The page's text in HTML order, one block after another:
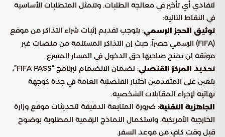
لتفادي أي تأخير في معالجة الطلبات. وتتمثل المتطلبات الأساسية
في النقاط التالية:
توثيق الحجز الرسمي: يتوجب تقديم إثبات شراء التذاكر من موقع
(FIFA) الرسمي حصراً، حيث إن التذاكر المستلمة من منصات غير
موثقة لن تمنح صاحبها حق الدخول في المسار المسرع.
تحديد المركز القنصلي
: لضمان الانضمام لبرنامج “FIFA PASS”،
يتعين على المتقدمين اختيار القنصلية العامة في جدة كوجهة
نهائية لإجراء المقابلات الشخصية.
الجاهزية التقنية: ضرورة المتابعة الدقيقة لتحديثات موقع وزارة
الخارجية الأمريكية، واستكمال النماذج الرقمية المطلوبة بوضوح
قبل وقت كافٍ من موعد السفر.